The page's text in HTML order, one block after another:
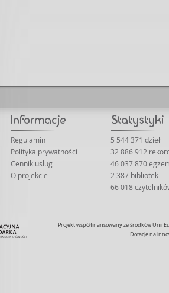
Regulamin
Polityka prywatności
Cennik usług
O projekcie
5 544 371 dzieł
32 886 912
46 037 870
2 387 bibliotek
66 018
Projekt współfinansowany ze środków Unii
Dotacje na